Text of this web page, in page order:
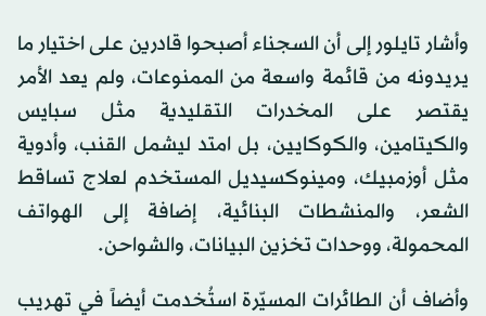
وأشار تايلور إلى أن السجناء أصبحوا قادرين على اختيار ما
يريدونه من قائمة واسعة من الممنوعات، ولم يعد الأمر
يقتصر على المخدرات التقليدية مثل سبايس
والكيتامين، والكوكايين، بل امتد ليشمل القنب، وأدوية
مثل أوزمبيك، ومينوكسيديل المستخدم لعلاج تساقط
الشعر، والمنشطات البنائية، إضافة إلى الهواتف
المحمولة، ووحدات تخزين البيانات، والشواحن.
وأضاف أن الطائرات المسيّرة استُخدمت أيضاً في تهريب